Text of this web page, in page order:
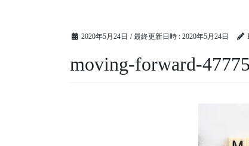
2020年5月24日 / 最終更新日時 : 2020年5月24日
moving-forward-